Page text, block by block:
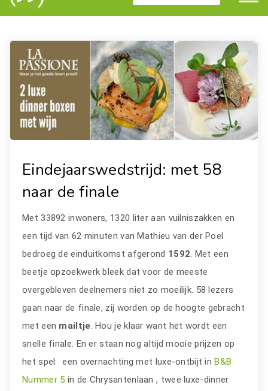
Eindejaarswedstrijd: met 58
naar de finale
Met 33892 inwoners, 1320 liter aan vuilniszakken en
een tijd van 62 minuten van Mathieu van der Poel
bedroeg de einduitkomst afgerond 1592 . Met een
beetje opzoekwerk bleek dat voor de meeste
overgebleven deelnemers niet zo moeilijk. 58 lezers
gaan naar de finale, zij worden op de hoogte gebracht
met een mailtje . Hou je klaar want het wordt een
snelle finale. En er staan nog altijd mooie prijzen op
het spel: een overnachting met luxe-ontbijt inB&B
Nummer 5 in de Chrysantenlaan , twee luxe-dinner